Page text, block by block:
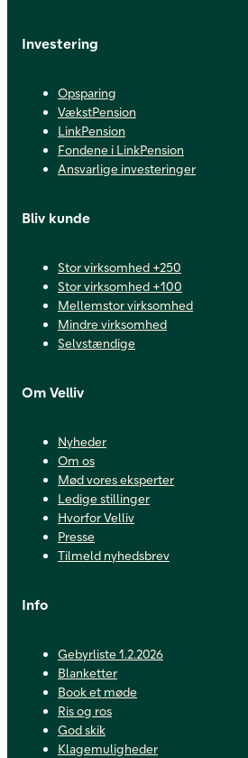
Investering
Opsparing
VækstPension
LinkPension
Fondene i LinkPension
Ansvarlige investeringer
Bliv kunde
Stor virksomhed +250
Stor virksomhed +100
Mellemstor virksomhed
Mindre virksomhed
Selvstændige
Om Velliv
Nyheder
Om os
Mød vores eksperter
Ledige stillinger
Hvorfor Velliv
Presse
Tilmeld nyhedsbrev
Info
Gebyrliste 1.2.2026
Blanketter
Book et møde
Ris og ros
God skik
Klagemuligheder